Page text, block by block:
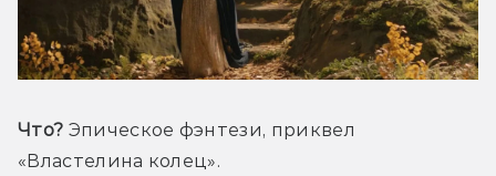
Что? Эпическое фэнтези, приквел
«Властелина колец».